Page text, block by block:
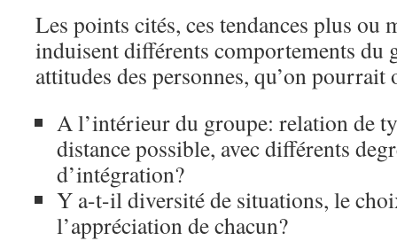
Les points cités, ces tendances plus ou
induisent différents comportements du
attitudes des personnes, qu’on
A l’intérieur du groupe: relation de
distance possible, avec différents
d’intégration?
Y a-t-il diversité de situations, le
l’appréciation de chacun?